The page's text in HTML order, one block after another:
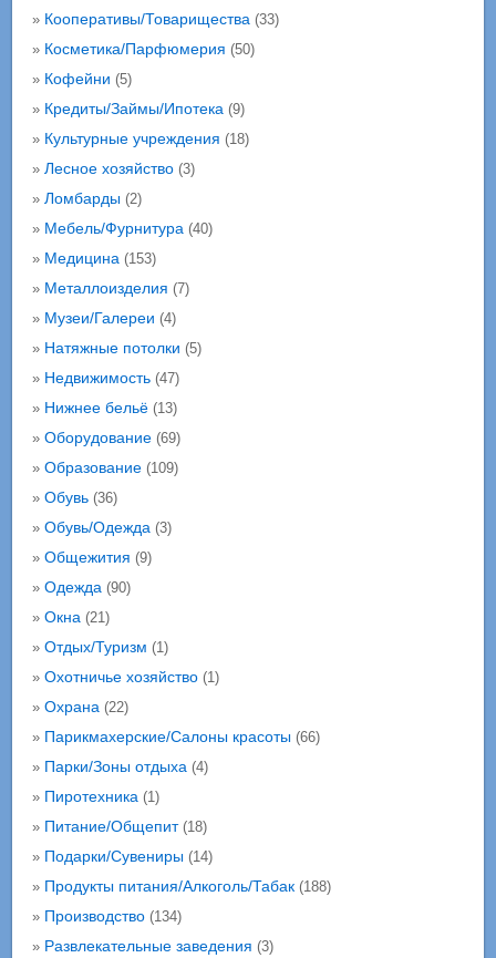
» Кооперативы/Товарищества(33)
» Косметика/Парфюмерия (50)
» Кофейни (5)
» Кредиты/Займы/Ипотека(9)
» Культурные учреждения (18)
» Лесное хозяйство(3)
» Ломбарды(2)
» Мебель/Фурнитура(40)
» Медицина(153)
» Металлоизделия (7)
» Музеи/Галереи (4)
» Натяжные потолки (5)
» Недвижимость(47)
» Нижнее бельё(13)
» Оборудование(69)
» Образование(109)
» Обувь(36)
» Обувь/Одежда(3)
» Общежития (9)
» Одежда(90)
» Окна(21)
» Отдых/Туризм (1)
» Охотничье хозяйство(1)
» Охрана(22)
» Парикмахерские/Салоны красоты(66)
» Парки/Зоны отдыха(4)
» Пиротехника(1)
» Питание/Общепит(18)
» Подарки/Сувениры(14)
» Продукты питания/Алкоголь/Табак(188)
» Производство(134)
» Развлекательные заведения (3)